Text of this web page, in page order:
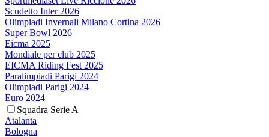
Scudetto Inter 2026
Olimpiadi Invernali Milano Cortina 2026
Super Bowl 2026
Eicma 2025
Mondiale per club 2025
EICMA Riding Fest 2025
Paralimpiadi Parigi 2024
Olimpiadi Parigi 2024
Euro 2024
Squadra Serie A
Atalanta
Bologna